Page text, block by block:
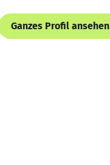
Ganzes Profil ansehen